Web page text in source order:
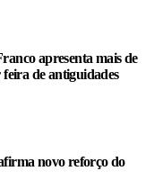
apresenta mais de
de antiguidades
novo reforço do